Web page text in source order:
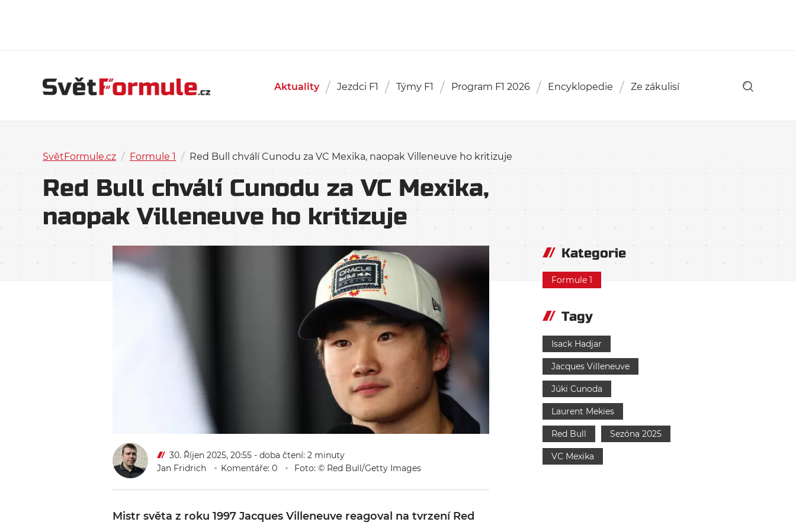
Aktuality Jezdci F1 Týmy F1 Program F1 2026 Encyklopedie Ze zákulisí
SvětFormule.cz / Formule 1 / Red Bull chválí Cunodu za VC Mexika, naopak Villeneuve ho kritizuje
Red Bull chválí Cunodu za VC Mexika,
naopak Villeneuve ho kritizuje
30. Říjen 2025, 20:55 - doba čtení: 2 minuty
Jan Fridrich
Komentáře: 0 Foto: © Red Bull/Getty Images
Mistr světa z roku 1997 Jacques Villeneuve reagoval na tvrzení Red
Kategorie
Formule 1
Tagy
Isack Hadjar
Jacques Villeneuve
Júki Cunoda
Laurent Mekies
Red Bull Sezóna 2025
VC Mexika